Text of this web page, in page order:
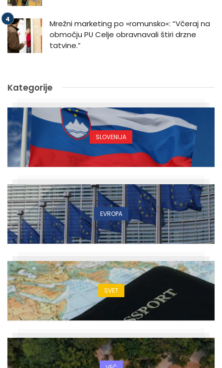
Mrežni marketing po »romunsko«: “Včeraj na
območju PU Celje obravnavali štiri drzne
tatvine.”
Kategorije
SLOVENIJA
EVROPA
SVET